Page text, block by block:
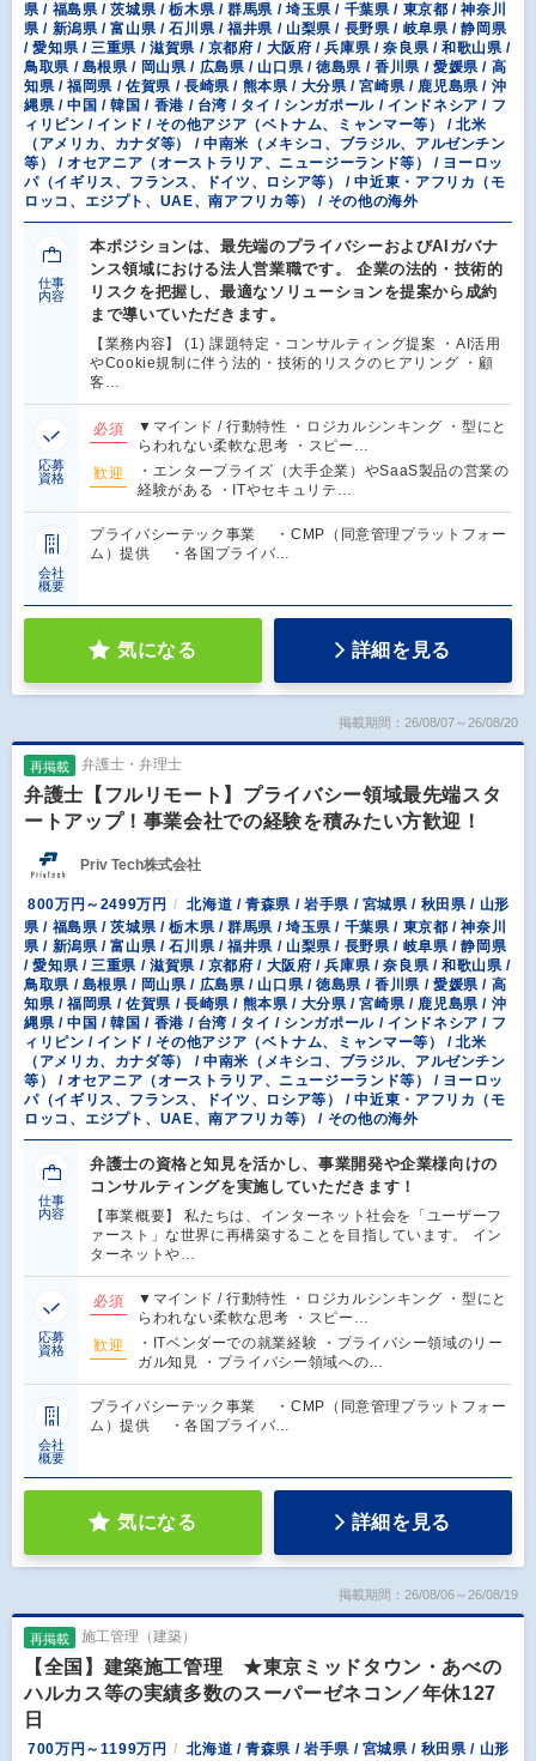
県 / 福島県 / 茨城県 / 栃木県 / 群馬県 / 埼玉県 / 千葉県 / 東京都 / 神奈川
県 / 新潟県 / 富山県 / 石川県 / 福井県 / 山梨県 / 長野県 / 岐阜県 / 静岡県
/ 愛知県 / 三重県 / 滋賀県 / 京都府 / 大阪府 / 兵庫県 / 奈良県 / 和歌山県 /
鳥取県 / 島根県 / 岡山県 / 広島県 / 山口県 / 徳島県 / 香川県 / 愛媛県 / 高
知県 / 福岡県 / 佐賀県 / 長崎県 / 熊本県 / 大分県 / 宮崎県 / 鹿児島県 / 沖
縄県 / 中国 / 韓国 / 香港 / 台湾 / タイ / シンガポール / インドネシア / フ
ィリピン / インド / その他アジア（ベトナム、ミャンマー等） / 北米
（アメリカ、カナダ等） / 中南米（メキシコ、ブラジル、アルゼンチン
等） / オセアニア（オーストラリア、ニュージーランド等） / ヨーロッ
パ（イギリス、フランス、ドイツ、ロシア等） / 中近東・アフリカ（モ
ロッコ、エジプト、UAE、南アフリカ等） / その他の海外
仕事
内容
本ポジションは、最先端のプライバシーおよびAIガバナ
ンス領域における法人営業職です。 企業の法的・技術的
リスクを把握し、最適なソリューションを提案から成約
まで導いていただきます。
【業務内容】 (1) 課題特定・コンサルティング提案 ・AI活用
やCookie規制に伴う法的・技術的リスクのヒアリング ・顧
客…
応募
資格
必須
▼マインド / 行動特性 ・ロジカルシンキング ・型にと
らわれない柔軟な思考 ・スピー…
歓迎
・エンタープライズ（大手企業）やSaaS製品の営業の
経験がある ・ITやセキュリテ…
会社
概要
プライバシーテック事業 ・CMP（同意管理プラットフォー
ム）提供 ・各国プライバ…
気になる 詳細を見る
掲載期間：26/08/07～26/08/20
再掲載 弁護士・弁理士
弁護士【フルリモート】プライバシー領域最先端スタ
ートアップ！事業会社での経験を積みたい方歓迎！
Priv Tech株式会社
800万円～2499万円
北海道 / 青森県 / 岩手県 / 宮城県 / 秋田県 / 山形
県 / 福島県 / 茨城県 / 栃木県 / 群馬県 / 埼玉県 / 千葉県 / 東京都 / 神奈川
県 / 新潟県 / 富山県 / 石川県 / 福井県 / 山梨県 / 長野県 / 岐阜県 / 静岡県
/ 愛知県 / 三重県 / 滋賀県 / 京都府 / 大阪府 / 兵庫県 / 奈良県 / 和歌山県 /
鳥取県 / 島根県 / 岡山県 / 広島県 / 山口県 / 徳島県 / 香川県 / 愛媛県 / 高
知県 / 福岡県 / 佐賀県 / 長崎県 / 熊本県 / 大分県 / 宮崎県 / 鹿児島県 / 沖
縄県 / 中国 / 韓国 / 香港 / 台湾 / タイ / シンガポール / インドネシア / フ
ィリピン / インド / その他アジア（ベトナム、ミャンマー等） / 北米
（アメリカ、カナダ等） / 中南米（メキシコ、ブラジル、アルゼンチン
等） / オセアニア（オーストラリア、ニュージーランド等） / ヨーロッ
パ（イギリス、フランス、ドイツ、ロシア等） / 中近東・アフリカ（モ
ロッコ、エジプト、UAE、南アフリカ等） / その他の海外
仕事
内容
弁護士の資格と知見を活かし、事業開発や企業様向けの
コンサルティングを実施していただきます！
【事業概要】 私たちは、インターネット社会を「ユーザーフ
ァースト」な世界に再構築することを目指しています。 イン
ターネットや…
応募
資格
必須
▼マインド / 行動特性 ・ロジカルシンキング ・型にと
らわれない柔軟な思考 ・スピー…
歓迎
・ITベンダーでの就業経験 ・プライバシー領域のリー
ガル知見 ・プライバシー領域への…
会社
概要
プライバシーテック事業 ・CMP（同意管理プラットフォー
ム）提供 ・各国プライバ…
気になる 詳細を見る
掲載期間：26/08/06～26/08/19
再掲載 施工管理（建築）
【全国】建築施工管理 ★東京ミッドタウン・あべの
ハルカス等の実績多数のスーパーゼネコン／年休127
日
700万円～1199万円
北海道 / 青森県 / 岩手県 / 宮城県 / 秋田県 / 山形